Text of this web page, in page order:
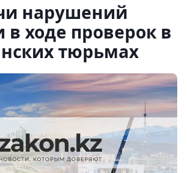
нарушений
ходе проверок в
тюрьмах